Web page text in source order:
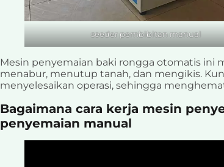
seeder pembibitan manual
Mesin penyemaian baki rongga otomatis ini
menabur, menutup tanah, dan mengikis.
menyelesaikan operasi, sehingga
Bagaimana cara kerja mesin
penyemaian manual